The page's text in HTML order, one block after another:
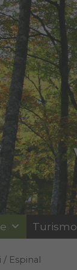
Turismo
Espinal